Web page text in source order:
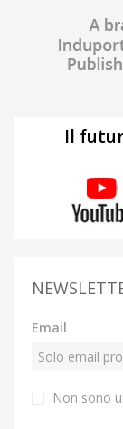
Il
Email
Non sono